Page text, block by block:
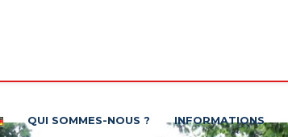
QUI SOMMES-NOUS ? INFORMATIONS